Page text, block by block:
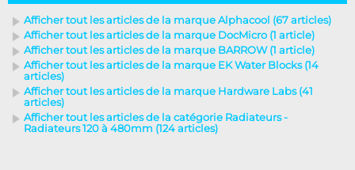
Afficher tout les articles de la marque Alphacool (67 articles)
Afficher tout les articles de la marque DocMicro (1 article)
Afficher tout les articles de la marque BARROW (1 article)
Afficher tout les articles de la marque EK Water Blocks (14
articles)
Afficher tout les articles de la marque Hardware Labs (41
articles)
Afficher tout les articles de la catégorie Radiateurs -
Radiateurs 120 à 480mm (124 articles)